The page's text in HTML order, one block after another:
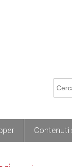
Contenuti